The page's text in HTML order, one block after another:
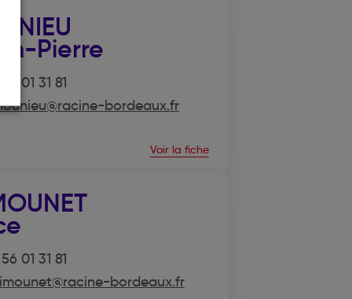
Pierre
56 01 31 81
bordeaux.fr
Voir la fiche
01 31 81
bordeaux.fr